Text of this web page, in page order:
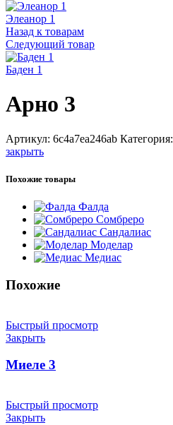
Элеанор 1
Назад к товарам
Следующий товар
Баден 1
Арно 3
Артикул: 6c4a7ea246ab Категория:
закрыть
Похожие товары
Фалда
Сомбреро
Сандалиас
Моделар
Медиас
Похожие
Быстрый просмотр
Закрыть
Миеле 3
Быстрый просмотр
Закрыть